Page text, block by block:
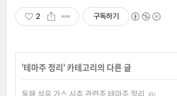
2 구독하기
'테마주 정리 ' 카테고리의 다른 글
동해 석유 가스 시추 관련주 테마주 정리 (0)